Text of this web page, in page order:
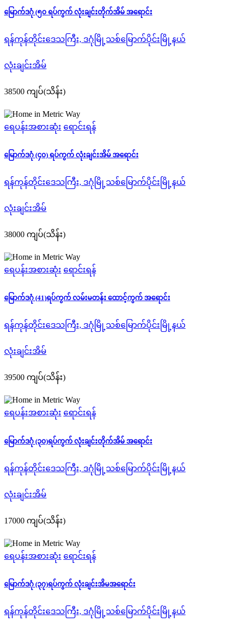
မြောက်ဒဂုံ (၅၀ ရပ်ကွက် လုံးချင်းတိုက်အိမ် အရောင်း
ရန်ကုန်တိုင်းဒေသကြီး, ဒဂုံမြို့သစ်မြောက်ပိုင်းမြို့နယ်
လုံးချင်းအိမ်
38500 ကျပ်(သိန်း)
ရေပန်းအစားဆုံး ရောင်းရန်
မြောက်ဒဂုံ (၄၀) ရပ်ကွက် လုံးချင်းအိမ် အရောင်း
ရန်ကုန်တိုင်းဒေသကြီး, ဒဂုံမြို့သစ်မြောက်ပိုင်းမြို့နယ်
လုံးချင်းအိမ်
38000 ကျပ်(သိန်း)
ရေပန်းအစားဆုံး ရောင်းရန်
မြောက်ဒဂုံ (41)ရပ်ကွက် လမ်းမတန်း ထောင့်ကွက် အရောင်း
ရန်ကုန်တိုင်းဒေသကြီး, ဒဂုံမြို့သစ်မြောက်ပိုင်းမြို့နယ်
လုံးချင်းအိမ်
39500 ကျပ်(သိန်း)
ရေပန်းအစားဆုံး ရောင်းရန်
မြောက်ဒဂုံ (၃၀)ရပ်ကွက် လုံးချင်းတိုက်အိမ် အရောင်း
ရန်ကုန်တိုင်းဒေသကြီး, ဒဂုံမြို့သစ်မြောက်ပိုင်းမြို့နယ်
လုံးချင်းအိမ်
17000 ကျပ်(သိန်း)
ရေပန်းအစားဆုံး ရောင်းရန်
မြောက်ဒဂုံ (၃၇)ရပ်ကွက် လုံးချင်းအိမအရောင်း
ရန်ကုန်တိုင်းဒေသကြီး, ဒဂုံမြို့သစ်မြောက်ပိုင်းမြို့နယ်